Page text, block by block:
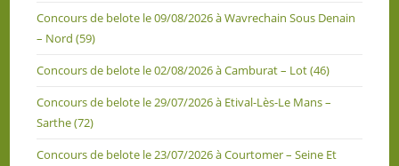
Concours de belote le 09/08/2026 à Wavrechain Sous Denain
– Nord (59)
Concours de belote le 02/08/2026 à Camburat – Lot (46)
Concours de belote le 29/07/2026 à Etival-Lès-Le Mans –
Sarthe (72)
Concours de belote le 23/07/2026 à Courtomer – Seine Et